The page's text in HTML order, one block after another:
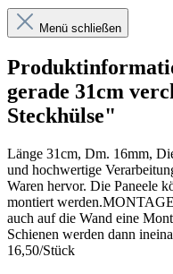
Menü schließen
gerade 31cm
Steckhülse"
Länge 31cm, Dm. 16mm,
und hochwertige
Waren hervor. Die Paneele
montiert
auch auf die Wand eine
Schienen werden dann
16,50/Stück